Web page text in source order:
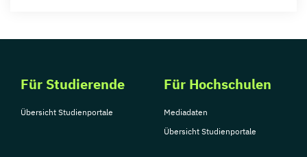
Für Studierende
Übersicht Studienportale
Für Hochschulen
Mediadaten
Übersicht Studienportale